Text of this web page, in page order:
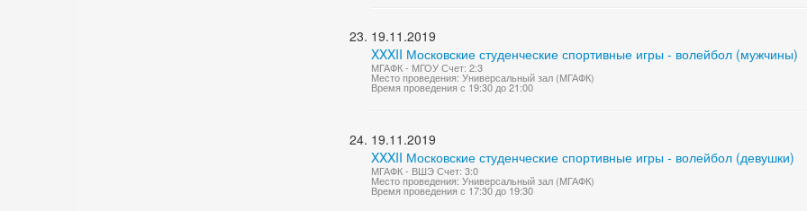
19.11.2019
XXXII Московские студенческие спортивные игры - волейбол (мужчины)
МГАФК - МГОУ Счет: 2:3
Место проведения: Универсальный зал (МГАФК)
Время проведения с 19:30 до 21:00
19.11.2019
XXXII Московские студенческие спортивные игры - волейбол (девушки)
МГАФК - ВШЭ Счет: 3:0
Место проведения: Универсальный зал (МГАФК)
Время проведения с 17:30 до 19:30